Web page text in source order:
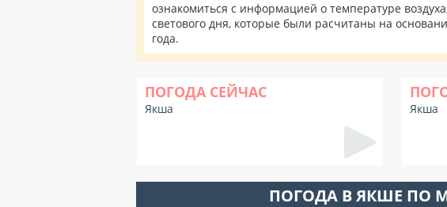
ознакомиться с информацией о температуре
светового дня, которые были расчитаны на
года.
ПОГОДА СЕЙЧАС
Якша Якша
ПОГОДА В ЯКШЕ ПО